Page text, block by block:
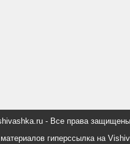
- Все права
гиперссылка на